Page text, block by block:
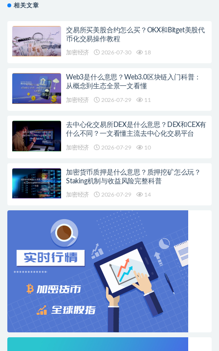
相关文章
交易所买美股合约怎么买？OKX和Bitget美股代
币化交易操作教程
加密经济 2026-07-30 18
Web3是什么意思？Web3.0区块链入门科普：
从概念到生态全景一文看懂
加密经济 2026-07-29 11
去中心化交易所DEX是什么意思？DEX和CEX有
什么不同？一文看懂主流去中心化交易平台
加密经济 2026-07-29 10
加密货币质押是什么意思？质押挖矿怎么玩？
Staking机制与收益风险完整科普
加密经济 2026-07-29 14